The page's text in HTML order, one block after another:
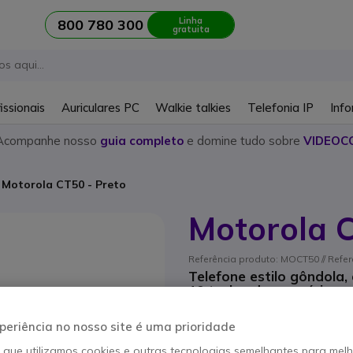
800 780 300 Linha
gratuita
Auriculares PC Walkie talkies Telefonia IP
nosso guia completo e domine tudo sobre
Motorola CT50 - Preto
Motorola
Referência produto: MOCT50 //
Telefone estilo
10 teclas de memória
no nosso site é uma prioridade